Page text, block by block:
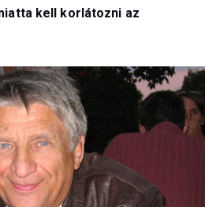
kell korlátozni az